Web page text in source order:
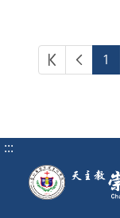
第一頁上一頁
1
:::